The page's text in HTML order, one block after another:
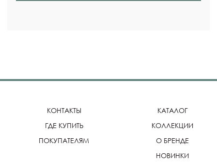
КОНТАКТЫ
ГДЕ КУПИТЬ
ПОКУПАТЕЛЯМ
КАТАЛОГ
КОЛЛЕКЦИИ
О БРЕНДЕ
НОВИНКИ